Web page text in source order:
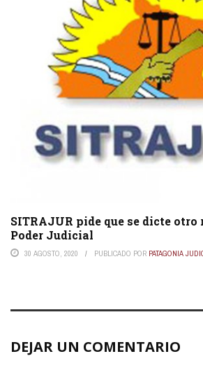
SITRAJUR pide que se dicte otro
Poder Judicial
30 AGOSTO, 2020 PUBLICADO POR PATAGONIA
DEJAR UN COMENTARIO